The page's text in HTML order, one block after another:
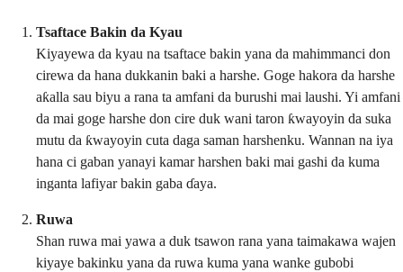
Tsaftace Bakin da Kyau
Kiyayewa da kyau na tsaftace bakin yana da mahimmanci don
cirewa da hana dukkanin baki a harshe. Goge hakora da harshe
aƙalla sau biyu a rana ta amfani da burushi mai laushi. Yi amfani
da mai goge harshe don cire duk wani taron ƙwayoyin da suka
mutu da ƙwayoyin cuta daga saman harshenku. Wannan na iya
hana ci gaban yanayi kamar harshen baki mai gashi da kuma
inganta lafiyar bakin gaba ɗaya.
Ruwa
Shan ruwa mai yawa a duk tsawon rana yana taimakawa wajen
kiyaye bakinku yana da ruwa kuma yana wanke gubobi